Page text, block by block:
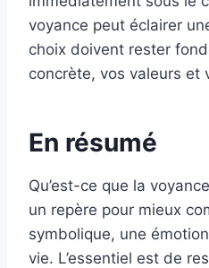
voyance peut éclairer
choix doivent rester
concrète, vos valeurs et
En résumé
Qu’est-ce que la
un repère pour mieux
symbolique, une
vie. L’essentiel est de